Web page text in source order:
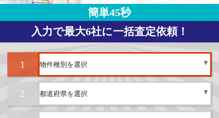
簡単45秒
入力で最大6社に一括査定依頼！
1
2